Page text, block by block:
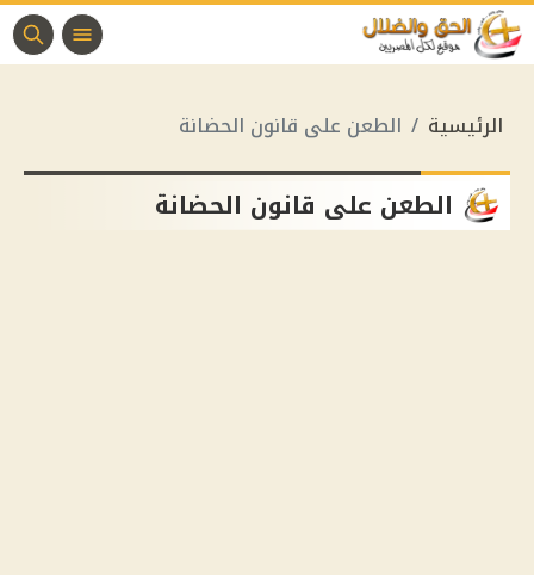
الرئيسية الطعن على قانون الحضانة
الطعن على قانون الحضانة